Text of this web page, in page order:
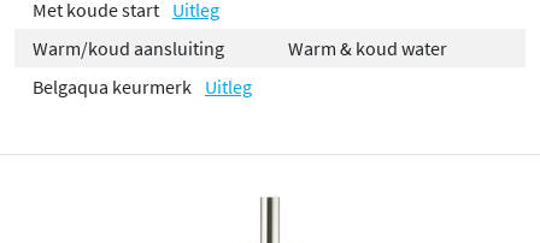
Met koude start Uitleg
Warm/koud aansluiting
Warm & koud water
Belgaqua keurmerk Uitleg